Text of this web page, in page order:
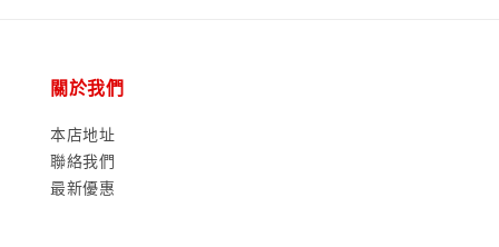
關於我們
本店地址
聯絡我們
最新優惠